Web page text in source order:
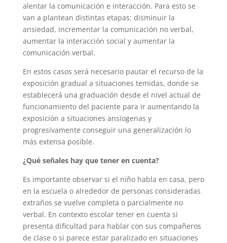
alentar la comunicación e interacción. Para esto se
van a plantean distintas etapas: disminuir la
ansiedad, incrementar la comunicación no verbal,
aumentar la interacción social y aumentar la
comunicación verbal.
En estos casos será necesario pautar el recurso de la
exposición gradual a situaciones temidas, donde se
establecerá una graduación desde el nivel actual de
funcionamiento del paciente para ir aumentando la
exposición a situaciones ansiogenas y
progresivamente conseguir una generalización lo
más extensa posible.
¿Qué señales hay que tener en cuenta?
Es importante observar si el niño habla en casa, pero
en la escuela o alrededor de personas consideradas
extraños se vuelve completa o parcialmente no
verbal. En contexto escolar tener en cuenta si
presenta dificultad para hablar con sus compañeros
de clase o si parece estar paralizado en situaciones